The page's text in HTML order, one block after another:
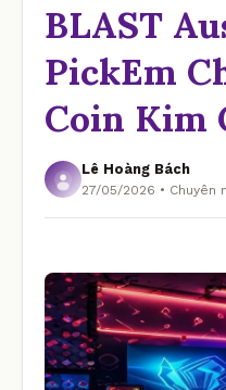
BLAST
PickEm
Coin Kim
Lê Hoàng Bách
27/05/2026 • Chuyên